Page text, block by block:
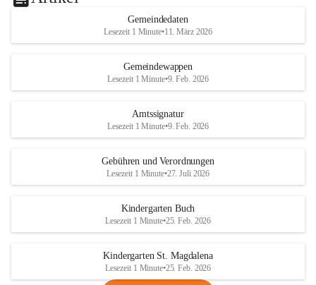
Gemeindedaten
Lesezeit 1 Minute•11. März 2026
Gemeindewappen
Lesezeit 1 Minute•9. Feb. 2026
Amtssignatur
Lesezeit 1 Minute•9. Feb. 2026
Gebühren und Verordnungen
Lesezeit 1 Minute•27. Juli 2026
Kindergarten Buch
Lesezeit 1 Minute•25. Feb. 2026
Kindergarten St. Magdalena
Lesezeit 1 Minute•25. Feb. 2026